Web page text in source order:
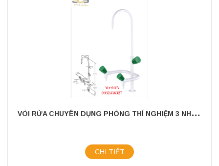
V
ÒI RỬA CHUYÊN DỤNG PHÒNG THÍ NGHIỆM 3 NHÁNH
CHI TIẾT